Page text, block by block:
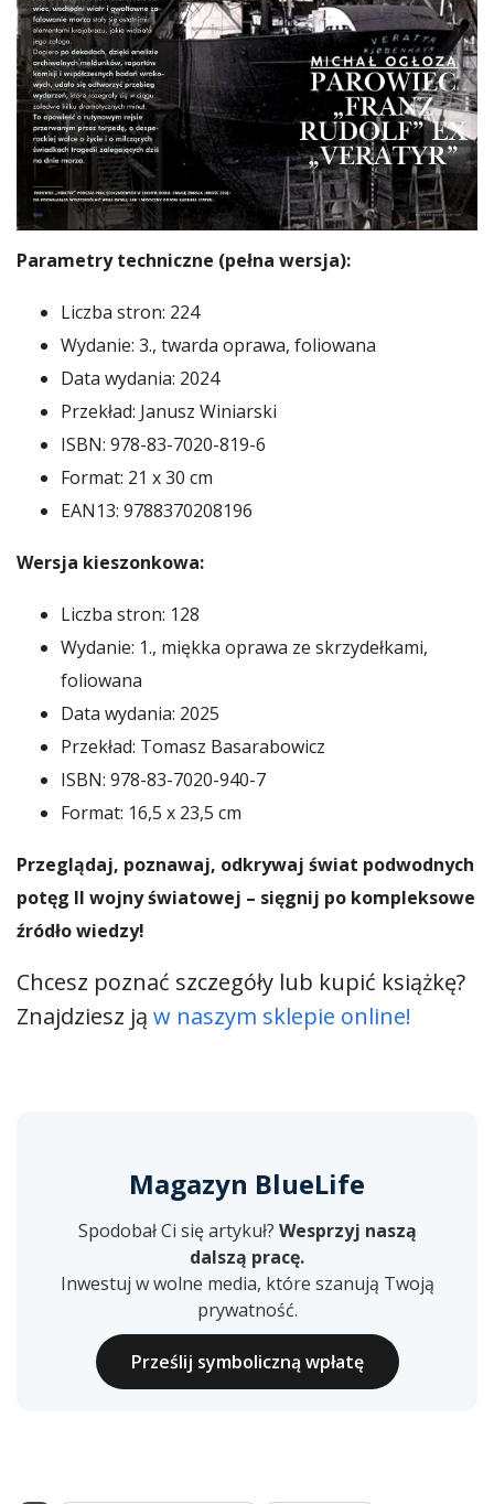
Parametry techniczne (pełna wersja):
Liczba stron: 224
Wydanie: 3., twarda oprawa, foliowana
Data wydania: 2024
Przekład: Janusz Winiarski
ISBN: 978-83-7020-819-6
Format: 21 x 30 cm
EAN13: 9788370208196
Wersja kieszonkowa:
Liczba stron: 128
Wydanie: 1., miękka oprawa ze skrzydełkami,
foliowana
Data wydania: 2025
Przekład: Tomasz Basarabowicz
ISBN: 978-83-7020-940-7
Format: 16,5 x 23,5 cm
Przeglądaj, poznawaj, odkrywaj świat podwodnych
potęg II wojny światowej – sięgnij po kompleksowe
źródło wiedzy!
Chcesz poznać szczegóły lub kupić książkę?
Znajdziesz ją w naszym sklepie online!
Magazyn BlueLife
Spodobał Ci się artykuł? Wesprzyj naszą
dalszą pracę.
Inwestuj w wolne media, które szanują Twoją
prywatność.
Prześlij symboliczną wpłatę